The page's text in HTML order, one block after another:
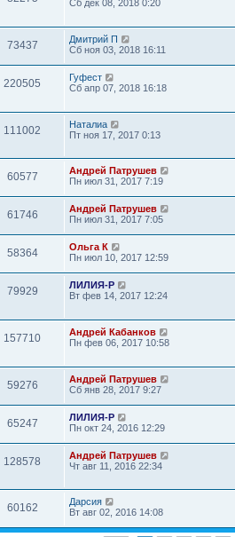
Сб дек 08, 2018 0:20
73437
Дмитрий П
Сб ноя 03, 2018 16:11
220505
Гуфест
Сб апр 07, 2018 16:18
111002
Наталиа
Пт ноя 17, 2017 0:13
60577
Андрей Патрушев
Пн июл 31, 2017 7:19
61746
Андрей Патрушев
Пн июл 31, 2017 7:05
58364
Ольга К
Пн июл 10, 2017 12:59
79929
ЛИЛИЯ-Р
Вт фев 14, 2017 12:24
157710
Андрей Кабанков
Пн фев 06, 2017 10:58
59276
Андрей Патрушев
Сб янв 28, 2017 9:27
65247
ЛИЛИЯ-Р
Пн окт 24, 2016 12:29
128578
Андрей Патрушев
Чт авг 11, 2016 22:34
60162
Дарсия
Вт авг 02, 2016 14:08